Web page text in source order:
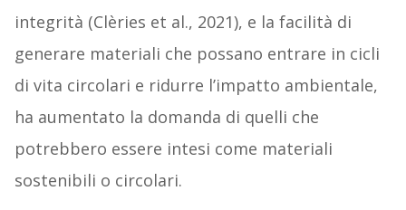
integrità (Clèries et al., 2021), e la facilità di
generare materiali che possano entrare in cicli
di vita circolari e ridurre l’impatto ambientale,
ha aumentato la domanda di quelli che
potrebbero essere intesi come materiali
sostenibili o circolari.